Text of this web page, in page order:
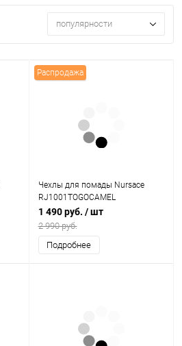
популярности
Распродажа
Чехлы для помады Nursace
RJ1001TOGOCAMEL
1 490 руб. / шт
2 990 руб.
Подробнее